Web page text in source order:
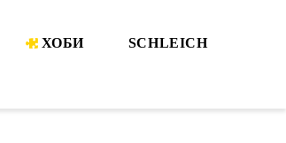
ХОБИ SCHLEICH